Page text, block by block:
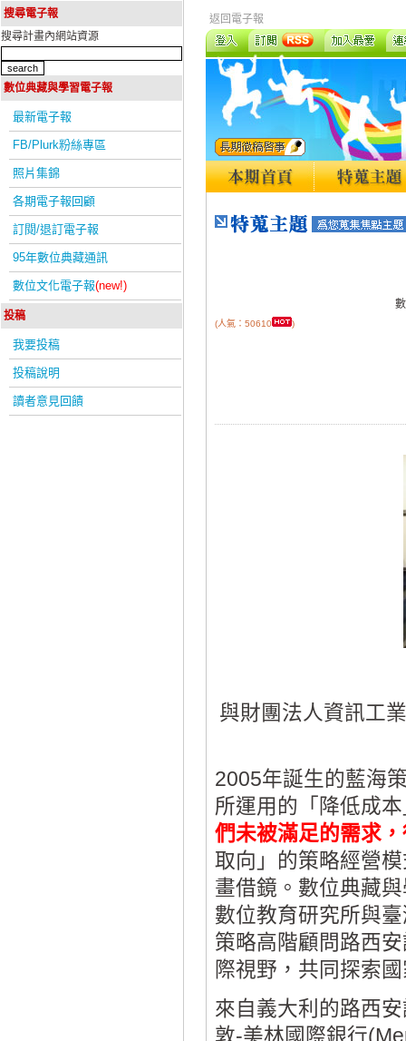
搜尋電子報
搜尋計畫內網站資源
數位典藏與學習電子報
最新電子報
FB/Plurk粉絲專區
照片集錦
各期電子報回顧
訂閱/退訂電子報
95年數位典藏通訊
數位文化電子報(new!)
投稿
我要投稿
投稿說明
讀者意見回饋
返回電子報
(人氣：50610 )
與財團法人資訊工
2005年誕生的藍海
所運用的「降低成
們未被滿足的需求
取向」的策略經營
畫借鏡。數位典藏
數位教育研究所與
策略高階顧問路西
際視野，共同探索
來自義大利的路西
敦-美林國際銀行